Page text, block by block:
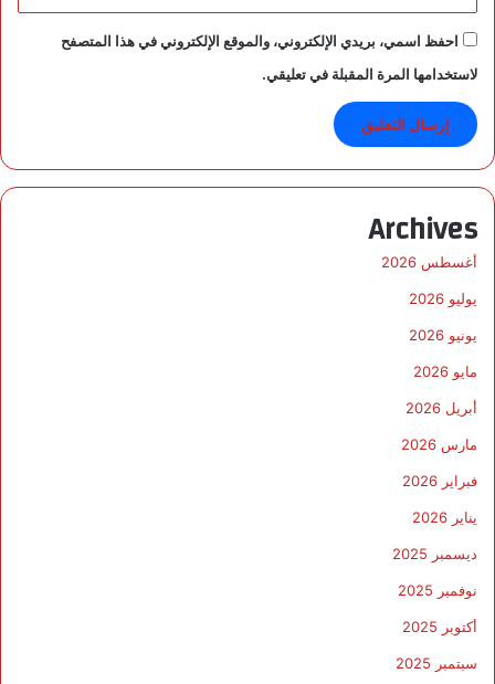
احفظ اسمي، بريدي الإلكتروني، والموقع الإلكتروني في هذا المتصفح
لاستخدامها المرة المقبلة في تعليقي.
Archives
أغسطس 2026
يوليو 2026
يونيو 2026
مايو 2026
أبريل 2026
مارس 2026
فبراير 2026
يناير 2026
ديسمبر 2025
نوفمبر 2025
أكتوبر 2025
سبتمبر 2025